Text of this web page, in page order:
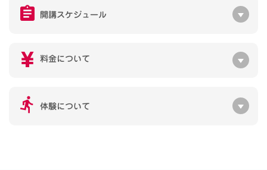
開講スケジュール
料金について
体験について